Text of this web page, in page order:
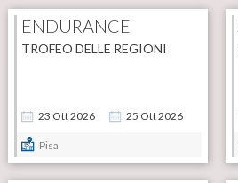
ENDURANCE
23 Ott2026 25 Ott2026
TROFEO DELLE REGIONI
Pisa